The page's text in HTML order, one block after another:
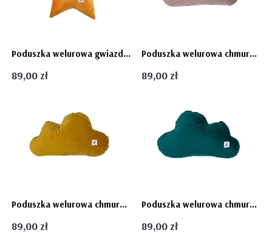
Poduszka welurowa gwiazdka - PAPAYA Bellamy
89,00 zł
Poduszka welurowa chmurka - lavender Bellamy
89,00 zł
Poduszka welurowa chmurka - miodowa OLIVE Bellamy
89,00 zł
Poduszka welurowa chmurka - OCEAN Bellamy
89,00 zł